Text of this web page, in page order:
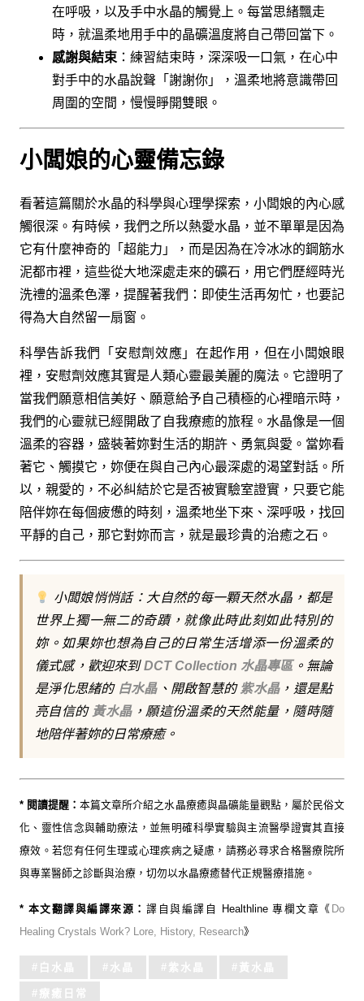
在呼吸，以及手中水晶的觸覺上。每當思緒飄走
時，就溫柔地用手中的晶礦溫度將自己帶回當下。
感謝與結束 ：練習結束時，深深吸一口氣，在心中
對手中的水晶說聲「謝謝你」，溫柔地將意識帶回
周圍的空間，慢慢睜開雙眼。
小闆娘的心靈備忘錄
看著這篇關於水晶的科學與心理學探索，小闆娘的內心感
觸很深。有時候，我們之所以熱愛水晶，並不單單是因為
它有什麼神奇的「超能力」，而是因為在冷冰冰的鋼筋水
泥都市裡，這些從大地深處走來的礦石，用它們歷經時光
洗禮的溫柔色澤，提醒著我們：即使生活再匆忙，也要記
得為大自然留一扇窗。
科學告訴我們「安慰劑效應」在起作用，但在小闆娘眼
裡，安慰劑效應其實是人類心靈最美麗的魔法。它證明了
當我們願意相信美好、願意給予自己積極的心裡暗示時，
我們的心靈就已經開啟了自我療癒的旅程。水晶像是一個
溫柔的容器，盛裝著妳對生活的期許、勇氣與愛。當妳看
著它、觸摸它，妳便在與自己內心最深處的渴望對話。所
以，親愛的，不必糾結於它是否被實驗室證實，只要它能
陪伴妳在每個疲憊的時刻，溫柔地坐下來、深呼吸，找回
平靜的自己，那它對妳而言，就是最珍貴的治癒之石。
小闆娘悄悄話：大自然的每一顆天然水晶，都是
世界上獨一無二的奇蹟，就像此時此刻如此特別的
妳。如果妳也想為自己的日常生活增添一份溫柔的
儀式感，歡迎來到DCT Collection 水晶專區。無論
是淨化思緒的 白水晶、開啟智慧的 紫水晶，還是點
亮自信的 黃水晶，願這份溫柔的天然能量，隨時隨
地陪伴著妳的日常療癒。
* 閱讀提醒：本篇文章所介紹之水晶療癒與晶礦能量觀點，屬於民俗文
化、靈性信念與輔助療法，並無明確科學實驗與主流醫學證實其直接
療效。若您有任何生理或心理疾病之疑慮，請務必尋求合格醫療院所
與專業醫師之診斷與治療，切勿以水晶療癒替代正規醫療措施。
* 本文翻譯與編譯來源： 譯自與編譯自 Healthline 專欄文章《 Do
Healing Crystals Work? Lore, History, Research》
Tagged
with:
白水晶 水晶 紫水晶 黃水晶
療癒日常